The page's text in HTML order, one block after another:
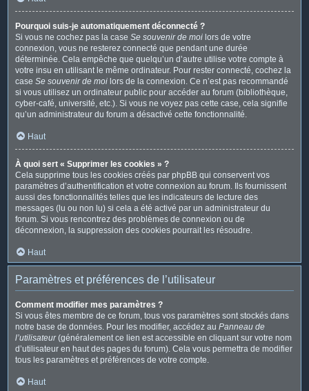
Pourquoi suis-je automatiquement déconnecté ?
Si vous ne cochez pas la case Se souvenir de moi lors de votre
connexion, vous ne resterez connecté que pendant une durée
déterminée. Cela empêche que quelqu’un d’autre utilise votre compte à
votre insu en utilisant le même ordinateur. Pour rester connecté, cochez la
case Se souvenir de moi lors de la connexion. Ce n’est pas recommandé
si vous utilisez un ordinateur public pour accéder au forum (bibliothèque,
cyber-café, université, etc.). Si vous ne voyez pas cette case, cela signifie
qu’un administrateur du forum a désactivé cette fonctionnalité.
Haut
À quoi sert « Supprimer les cookies » ?
Cela supprime tous les cookies créés par phpBB qui conservent vos
paramètres d’authentification et votre connexion au forum. Ils fournissent
aussi des fonctionnalités telles que les indicateurs de lecture des
messages (lu ou non lu) si cela a été activé par un administrateur du
forum. Si vous rencontrez des problèmes de connexion ou de
déconnexion, la suppression des cookies pourrait les résoudre.
Haut
Paramètres et préférences de l’utilisateur
Comment modifier mes paramètres ?
Si vous êtes membre de ce forum, tous vos paramètres sont stockés dans
notre base de données. Pour les modifier, accédez au Panneau de
l’utilisateur(généralement ce lien est accessible en cliquant sur votre nom
d’utilisateur en haut des pages du forum). Cela vous permettra de modifier
tous les paramètres et préférences de votre compte.
Haut